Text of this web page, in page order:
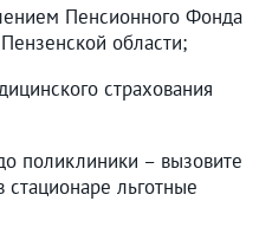
Пенсионного Фонда
области;
страхования
поликлиники – вызовите
льготные